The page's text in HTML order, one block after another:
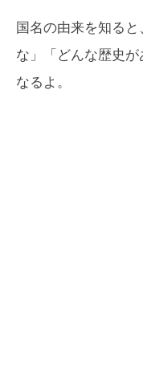
国名の由来を知る
な」「どんな歴史
なるよ。